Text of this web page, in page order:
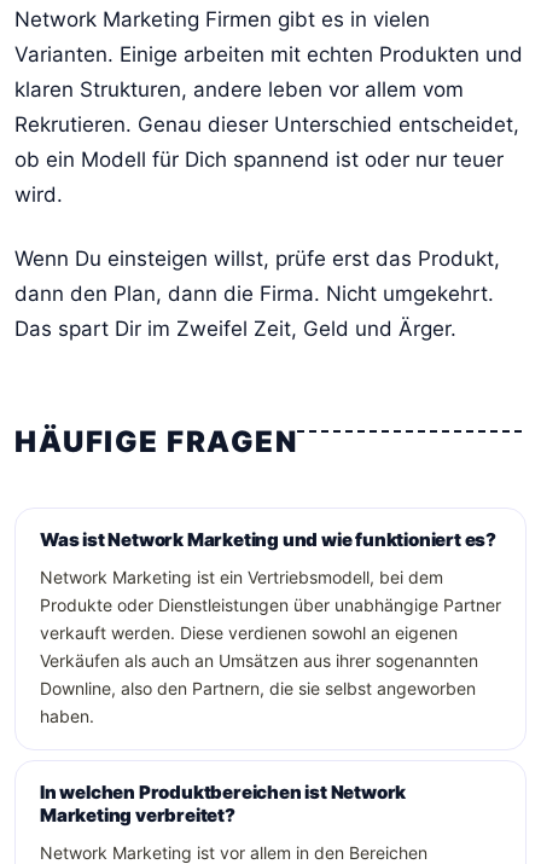
Network Marketing Firmen gibt es in vielen
Varianten. Einige arbeiten mit echten Produkten und
klaren Strukturen, andere leben vor allem vom
Rekrutieren. Genau dieser Unterschied entscheidet,
ob ein Modell für Dich spannend ist oder nur teuer
wird.
Wenn Du einsteigen willst, prüfe erst das Produkt,
dann den Plan, dann die Firma. Nicht umgekehrt.
Das spart Dir im Zweifel Zeit, Geld und Ärger.
HÄUFIGE FRAGEN
Was ist Network Marketing und wie funktioniert es?
Network Marketing ist ein Vertriebsmodell, bei dem
Produkte oder Dienstleistungen über unabhängige Partner
verkauft werden. Diese verdienen sowohl an eigenen
Verkäufen als auch an Umsätzen aus ihrer sogenannten
Downline, also den Partnern, die sie selbst angeworben
haben.
In welchen Produktbereichen ist Network
Marketing verbreitet?
Network Marketing ist vor allem in den Bereichen